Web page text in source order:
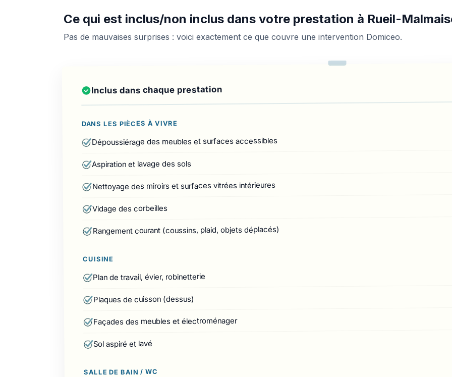
Ce qui est inclus/non inclus dans votre prestation à Rueil-
Pas de mauvaises surprises : voici exactement ce que couvre une intervention Domiceo.
Inclus dans chaque prestation
DANS LES PIÈCES À VIVRE
Dépoussiérage des meubles et surfaces accessibles
Aspiration et lavage des sols
Nettoyage des miroirs et surfaces vitrées intérieures
Vidage des corbeilles
Rangement courant (coussins, plaid, objets déplacés)
CUISINE
Plan de travail, évier, robinetterie
Plaques de cuisson (dessus)
Façades des meubles et électroménager
Sol aspiré et lavé
SALLE DE BAIN / WC